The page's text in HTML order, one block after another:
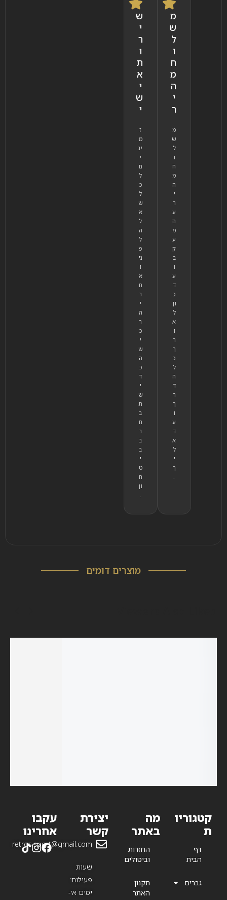
מ
ש
ל
ו
ח
מ
ה
י
ר
מ
ש
ל
ו
ח
מ
ה
י
ר
ע
ם
מ
ע
ק
ב
ו
ע
ד
כ
ון
ל
א
ו
ר
ך
כ
ל
ה
ד
ר
ך
ו
ע
ד
א
ל
י
ך
.
ש
י
ר
ו
ת
א
י
ש
י
ז
מ
ינ
י
ם
ל
כ
ל
ש
א
ל
ה
ל
פ
ני
ו
א
ח
ר
י
ה
ר
כ
י
ש
ה
כ
ד
י
ש
ת
ב
ח
ר
ב
ב
י
ט
ח
ון
.
מוצרים דומים
OUT OF
קטגוריו
ת
דף
הבית
גברים
מה
באתר
החזרות
וביטולים
תקנון
האתר
יצירת
קשר
retros.sport@gmail.com
שעות
פעילות:
ימים א׳-
עקבו
אחרינו